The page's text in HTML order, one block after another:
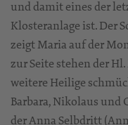
und damit eines der
Klosteranlage ist. Der
zeigt Maria auf der
zur Seite stehen der
weitere Heilige
Barbara, Nikolaus und
der Anna Selbdritt